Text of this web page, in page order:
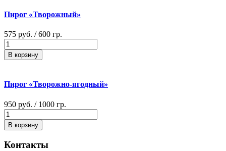
Пирог «Творожный»
575 руб. / 600 гр.
В корзину
Пирог «Творожно-ягодный»
950 руб. / 1000 гр.
В корзину
Контакты